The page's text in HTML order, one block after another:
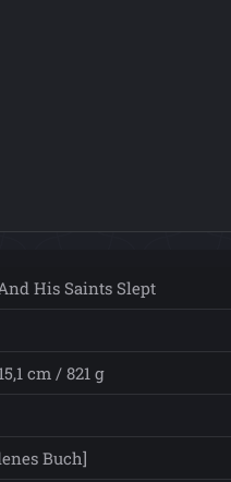
His Saints Slept
cm / 821 g
Buch]